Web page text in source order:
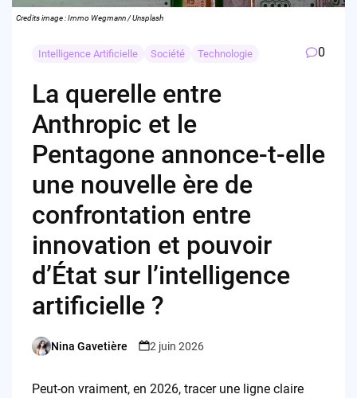
Credits image : Immo Wegmann / Unsplash
Intelligence Artificielle Société Technologie 0
La querelle entre
Anthropic et le
Pentagone annonce-t-elle
une nouvelle ère de
confrontation entre
innovation et pouvoir
d’État sur l’intelligence
artificielle ?
Posted
Nina Gavetière 2 juin 2026
Peut-on vraiment, en 2026, tracer une ligne claire